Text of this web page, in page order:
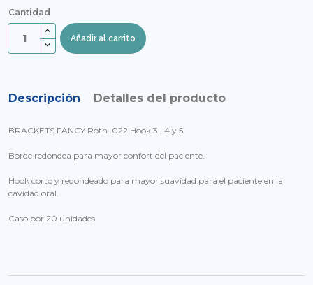
Cantidad
Añadir al carrito
Descripción Detalles del producto
BRACKETS FANCY Roth .022 Hook 3 , 4 y 5
Borde redondea para mayor confort del paciente.
Hook corto y redondeado para mayor suavidad para el paciente en la
cavidad oral.
Caso por 20 unidades